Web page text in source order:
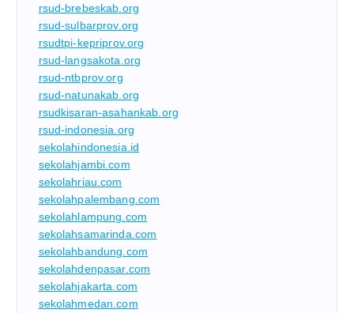
rsud-brebeskab.org
rsud-sulbarprov.org
rsudtpi-kepriprov.org
rsud-langsakota.org
rsud-ntbprov.org
rsud-natunakab.org
rsudkisaran-asahankab.org
rsud-indonesia.org
sekolahindonesia.id
sekolahjambi.com
sekolahriau.com
sekolahpalembang.com
sekolahlampung.com
sekolahsamarinda.com
sekolahbandung.com
sekolahdenpasar.com
sekolahjakarta.com
sekolahmedan.com